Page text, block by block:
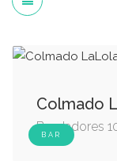
BAR
Colmado
Bordadores